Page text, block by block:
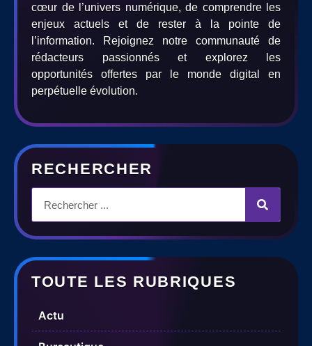
cœur de l’univers numérique, de comprendre les
enjeux actuels et de rester à la pointe de
l’information. Rejoignez notre communauté de
rédacteurs passionnés et explorez les
opportunités offertes par le monde digital en
perpétuelle évolution.
RECHERCHER
TOUTE LES RUBRIQUES
Actu